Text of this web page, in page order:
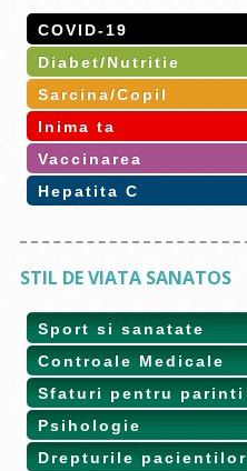
COVID-19
Diabet/Nutritie
Sarcina/Copil
Inima ta
Vaccinarea
Hepatita C
STIL DE VIATA SANATOS
Sport si sanatate
Controale Medicale
Sfaturi pentru parinti
Psihologie
Drepturile pacientilor